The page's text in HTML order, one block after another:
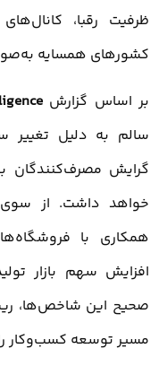
ظرفیت رقبا،
کشورهای همسایه
بر اساس گزارش
سالم به دلیل تغییر
گرایش مصرف‌کنندگان
خواهد داشت. از سوی
همکاری با
افزایش سهم بازار
صحیح این شاخص‌ها،
مسیر توسعه کسب‌وکار را